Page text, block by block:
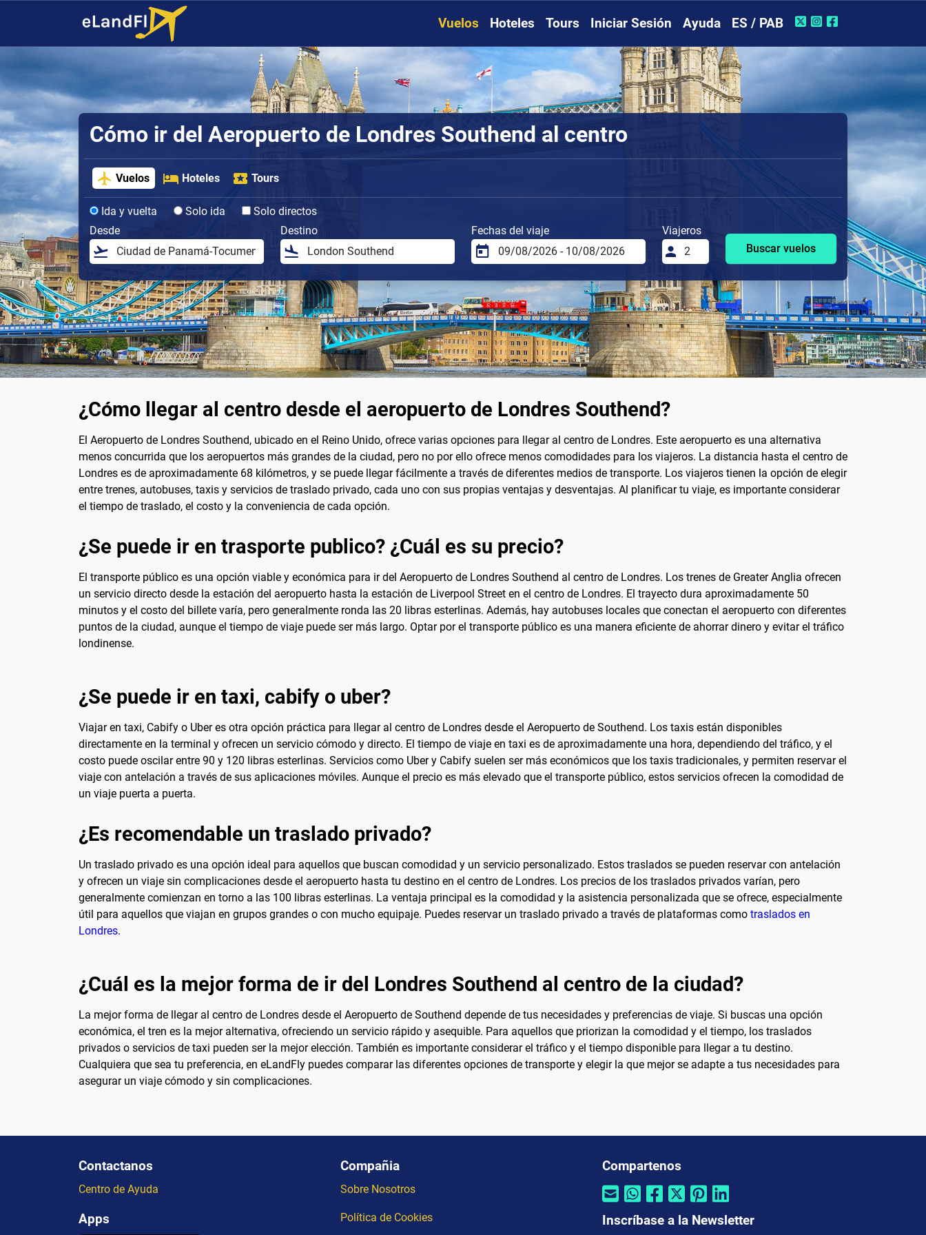
Vuelos Hoteles Tours Iniciar Sesión Ayuda ES / PAB
Cómo ir del Aeropuerto de Londres Southend al centro
Vuelos Hoteles Tours
Ida y vuelta Solo ida
Solo directos
Desde
Destino Fechas del viaje
Viajeros
Buscar vuelos
¿Cómo llegar al centro desde el aeropuerto de Londres Southend?
El Aeropuerto de Londres Southend, ubicado en el Reino Unido, ofrece varias opciones para llegar al centro de Londres. Este aeropuerto es una alternativa
menos concurrida que los aeropuertos más grandes de la ciudad, pero no por ello ofrece menos comodidades para los viajeros. La distancia hasta el centro de
Londres es de aproximadamente 68 kilómetros, y se puede llegar fácilmente a través de diferentes medios de transporte. Los viajeros tienen la opción de elegir
entre trenes, autobuses, taxis y servicios de traslado privado, cada uno con sus propias ventajas y desventajas. Al planificar tu viaje, es importante considerar
el tiempo de traslado, el costo y la conveniencia de cada opción.
¿Se puede ir en trasporte publico? ¿Cuál es su precio?
El transporte público es una opción viable y económica para ir del Aeropuerto de Londres Southend al centro de Londres. Los trenes de Greater Anglia ofrecen
un servicio directo desde la estación del aeropuerto hasta la estación de Liverpool Street en el centro de Londres. El trayecto dura aproximadamente 50
minutos y el costo del billete varía, pero generalmente ronda las 20 libras esterlinas. Además, hay autobuses locales que conectan el aeropuerto con diferentes
puntos de la ciudad, aunque el tiempo de viaje puede ser más largo. Optar por el transporte público es una manera eficiente de ahorrar dinero y evitar el tráfico
londinense.
¿Se puede ir en taxi, cabify o uber?
Viajar en taxi, Cabify o Uber es otra opción práctica para llegar al centro de Londres desde el Aeropuerto de Southend. Los taxis están disponibles
directamente en la terminal y ofrecen un servicio cómodo y directo. El tiempo de viaje en taxi es de aproximadamente una hora, dependiendo del tráfico, y el
costo puede oscilar entre 90 y 120 libras esterlinas. Servicios como Uber y Cabify suelen ser más económicos que los taxis tradicionales, y permiten reservar el
viaje con antelación a través de sus aplicaciones móviles. Aunque el precio es más elevado que el transporte público, estos servicios ofrecen la comodidad de
un viaje puerta a puerta.
¿Es recomendable un traslado privado?
Un traslado privado es una opción ideal para aquellos que buscan comodidad y un servicio personalizado. Estos traslados se pueden reservar con antelación
y ofrecen un viaje sin complicaciones desde el aeropuerto hasta tu destino en el centro de Londres. Los precios de los traslados privados varían, pero
generalmente comienzan en torno a las 100 libras esterlinas. La ventaja principal es la comodidad y la asistencia personalizada que se ofrece, especialmente
útil para aquellos que viajan en grupos grandes o con mucho equipaje. Puedes reservar un traslado privado a través de plataformas como traslados en
Londres.
¿Cuál es la mejor forma de ir del Londres Southend al centro de la ciudad?
La mejor forma de llegar al centro de Londres desde el Aeropuerto de Southend depende de tus necesidades y preferencias de viaje. Si buscas una opción
económica, el tren es la mejor alternativa, ofreciendo un servicio rápido y asequible. Para aquellos que priorizan la comodidad y el tiempo, los traslados
privados o servicios de taxi pueden ser la mejor elección. También es importante considerar el tráfico y el tiempo disponible para llegar a tu destino.
Cualquiera que sea tu preferencia, en eLandFly puedes comparar las diferentes opciones de transporte y elegir la que mejor se adapte a tus necesidades para
asegurar un viaje cómodo y sin complicaciones.
Contactanos
Centro de Ayuda
Apps
Compañia
Sobre Nosotros
Política de Cookies
Compartenos
Inscríbase a la Newsletter